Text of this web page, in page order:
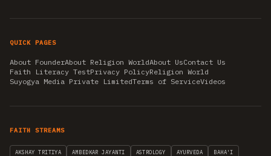
QUICK PAGES
About FounderAbout Religion WorldAbout UsContact Us
Faith Literacy TestPrivacy PolicyReligion World
Suyogya Media Private LimitedTerms of ServiceVideos
FAITH STREAMS
AKSHAY TRITIYA AMBEDKAR JAYANTI ASTROLOGY AYURVEDA BAHA'I